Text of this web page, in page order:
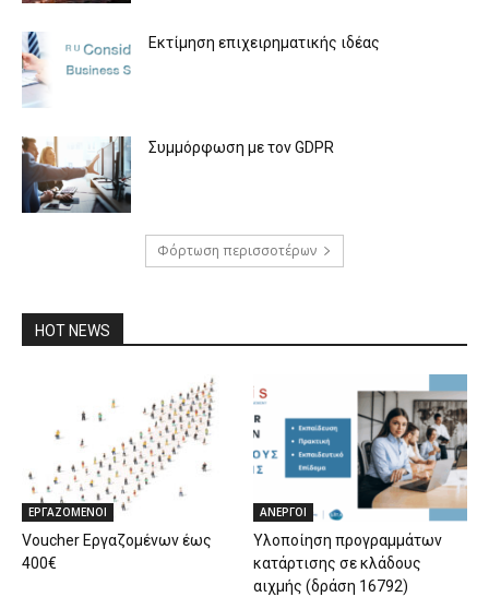
Εκτίμηση επιχειρηματικής ιδέας
Συμμόρφωση με τον GDPR
Φόρτωση περισσοτέρων
HOT NEWS
ΕΡΓΑΖΟΜΕΝΟΙ
Voucher Εργαζομένων έως
400€
ΑΝΕΡΓΟΙ
Υλοποίηση προγραμμάτων
κατάρτισης σε κλάδους
αιχμής (δράση 16792)